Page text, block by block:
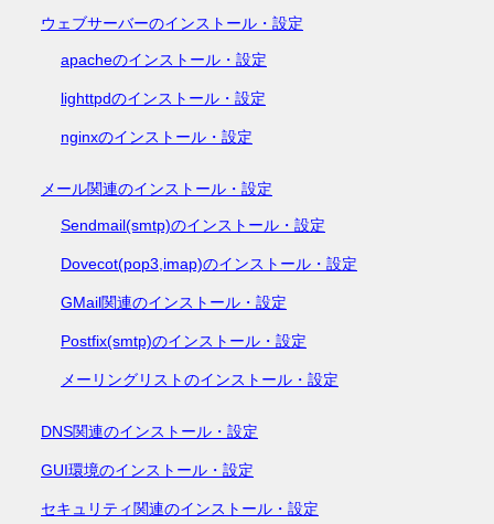
ウェブサーバーのインストール・設定
apacheのインストール・設定
lighttpdのインストール・設定
nginxのインストール・設定
メール関連のインストール・設定
Sendmail(smtp)のインストール・設定
Dovecot(pop3,imap)のインストール・設定
GMail関連のインストール・設定
Postfix(smtp)のインストール・設定
メーリングリストのインストール・設定
DNS関連のインストール・設定
GUI環境のインストール・設定
セキュリティ関連のインストール・設定